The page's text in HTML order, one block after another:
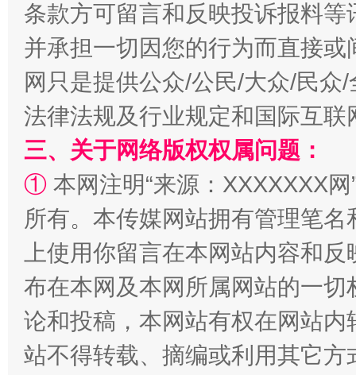
阿坝州三大球赛在茂县开幕 规模
条款方可留言和反映投诉报料
并承担一切因您的行为而直接
网只是提供公众/公民/大众/民
法律法规及行业规定和国际互
三、关于网络版权权属问题：
① 本网注明“来源：XXXXXXX
所有。本传媒网站拥有管理笔
上使用你留言在本网站内容和
布在本网及本网所属网站的一
论和投稿，本网站有权在网站
站不得转载、摘编或利用其它